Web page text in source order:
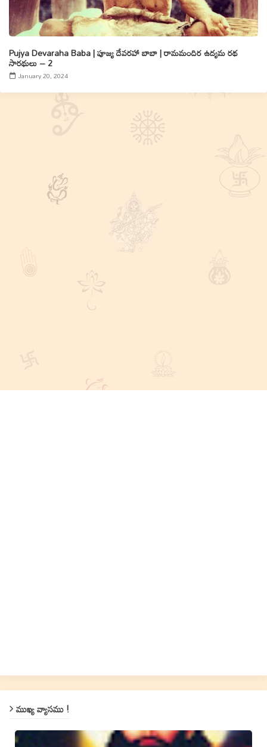
Pujya Devaraha Baba | పూజ్య దేవరహా బాబా | రామమందిర ఉద్యమ రథ
సారథులు – 2
January 20, 2024
ముఖ్య వ్యాసము !